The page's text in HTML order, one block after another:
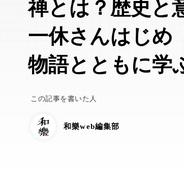
禅とは？歴史と
一休さんはじめ
物語とともに学
この記事を書いた人
和樂web編集部